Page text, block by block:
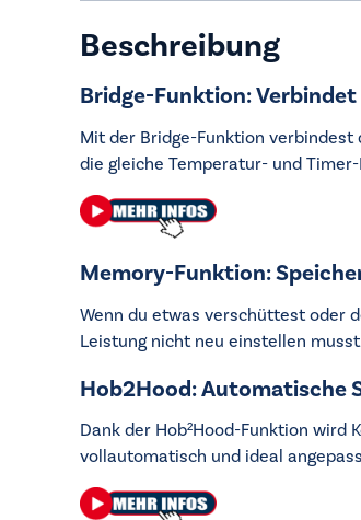
Beschreibung
Bridge-Funktion: Verbindet
Mit der Bridge-Funktion verbindest
die gleiche Temperatur- und
Memory-Funktion:
Wenn du etwas verschüttest oder
Leistung nicht neu einstellen
Hob2Hood: Automatische
Dank der Hob²Hood-Funktion wird
vollautomatisch und ideal